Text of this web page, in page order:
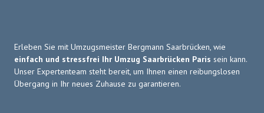
Erleben Sie mit Umzugsmeister Bergmann Saarbrücken, wie
einfach und stressfrei Ihr Umzug Saarbrücken Paris sein kann.
Unser Expertenteam steht bereit, um Ihnen einen reibungslosen
Übergang in Ihr neues Zuhause zu garantieren.